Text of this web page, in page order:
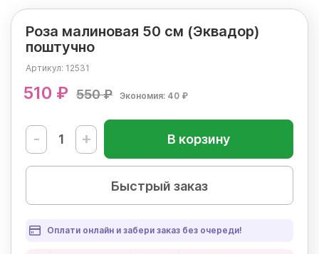
Роза малиновая 50 см (Эквадор)
поштучно
Артикул: 12531
510 ₽ 550 ₽ Экономия: 40 ₽
- + В корзину
Быстрый заказ
Оплати онлайн и забери заказ без очереди!